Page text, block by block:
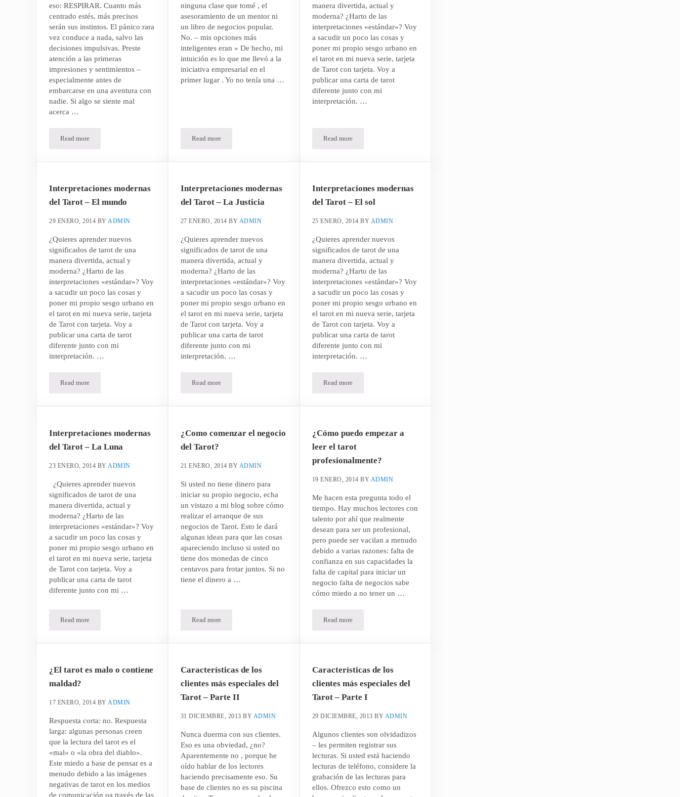
eso: RESPIRAR. Cuanto más
centrado estés, más precisos
serán sus instintos. El pánico rara
vez conduce a nada, salvo las
decisiones impulsivas. Preste
atención a las primeras
impresiones y sentimientos –
especialmente antes de
embarcarse en una aventura con
nadie. Si algo se siente mal
acerca …
Read moreUsando su intuición en su negocio – Parte II
ninguna clase que tomé , el
asesoramiento de un mentor ni
un libro de negocios popular.
No. – mis opciones más
inteligentes eran » De hecho, mi
intuición es lo que me llevó a la
iniciativa empresarial en el
primer lugar . Yo no tenía una …
Read moreUsando su intuición en su negocio – Parte I
manera divertida, actual y
moderna? ¿Harto de las
interpretaciones «estándar»? Voy
a sacudir un poco las cosas y
poner mi propio sesgo urbano en
el tarot en mi nueva serie, tarjeta
de Tarot con tarjeta. Voy a
publicar una carta de tarot
diferente junto con mi
interpretación. …
Read moreInterpretaciones modernas del Tarot – Az de copas
Interpretaciones modernas
del Tarot – El mundo
29 ENERO, 2014 BY ADMIN
¿Quieres aprender nuevos
significados de tarot de una
manera divertida, actual y
moderna? ¿Harto de las
interpretaciones «estándar»? Voy
a sacudir un poco las cosas y
poner mi propio sesgo urbano en
el tarot en mi nueva serie, tarjeta
de Tarot con tarjeta. Voy a
publicar una carta de tarot
diferente junto con mi
interpretación. …
Read moreInterpretaciones modernas del Tarot – El mundo
Interpretaciones modernas
del Tarot – La Justicia
27 ENERO, 2014 BY ADMIN
¿Quieres aprender nuevos
significados de tarot de una
manera divertida, actual y
moderna? ¿Harto de las
interpretaciones «estándar»? Voy
a sacudir un poco las cosas y
poner mi propio sesgo urbano en
el tarot en mi nueva serie, tarjeta
de Tarot con tarjeta. Voy a
publicar una carta de tarot
diferente junto con mi
interpretación. …
Read moreInterpretaciones modernas del Tarot – La Justicia
Interpretaciones modernas
del Tarot – El sol
25 ENERO, 2014 BY ADMIN
¿Quieres aprender nuevos
significados de tarot de una
manera divertida, actual y
moderna? ¿Harto de las
interpretaciones «estándar»? Voy
a sacudir un poco las cosas y
poner mi propio sesgo urbano en
el tarot en mi nueva serie, tarjeta
de Tarot con tarjeta. Voy a
publicar una carta de tarot
diferente junto con mi
interpretación. …
Read moreInterpretaciones modernas del Tarot – El sol
Interpretaciones modernas
del Tarot – La Luna
23 ENERO, 2014 BY ADMIN
¿Quieres aprender nuevos
significados de tarot de una
manera divertida, actual y
moderna? ¿Harto de las
interpretaciones «estándar»? Voy
a sacudir un poco las cosas y
poner mi propio sesgo urbano en
el tarot en mi nueva serie, tarjeta
de Tarot con tarjeta. Voy a
publicar una carta de tarot
diferente junto con mi …
Read moreInterpretaciones modernas del Tarot – La Luna
¿Como comenzar el negocio
del Tarot?
21 ENERO, 2014 BY ADMIN
Si usted no tiene dinero para
iniciar su propio negocio, echa
un vistazo a mi blog sobre cómo
realizar el arranque de sus
negocios de Tarot. Esto le dará
algunas ideas para que las cosas
apareciendo incluso si usted no
tiene dos monedas de cinco
centavos para frotar juntos. Si no
tiene el dinero a …
Read more¿Como comenzar el negocio del Tarot?
¿Cómo puedo empezar a
leer el tarot
profesionalmente?
19 ENERO, 2014 BY ADMIN
Me hacen esta pregunta todo el
tiempo. Hay muchos lectores con
talento por ahí que realmente
desean para ser un profesional,
pero puede ser vacilan a menudo
debido a varias razones: falta de
confianza en sus capacidades la
falta de capital para iniciar un
negocio falta de negocios sabe
cómo miedo a no tener un …
Read more¿Cómo puedo empezar a leer el tarot profesionalmente?
¿El tarot es malo o contiene
maldad?
17 ENERO, 2014 BY ADMIN
Respuesta corta: no. Respuesta
larga: algunas personas creen
que la lectura del tarot es el
«mal» o «la obra del diablo».
Este miedo a base de pensar es a
menudo debido a las imágenes
negativas de tarot en los medios
de comunicación oa través de las
Características de los
clientes más especiales del
Tarot – Parte II
31 DICIEMBRE, 2013 BY ADMIN
Nunca duerma con sus clientes.
Eso es una obviedad, ¿no?
Aparentemente no , porque he
oído hablar de los lectores
haciendo precisamente eso. Su
base de clientes no es su piscina
Características de los
clientes más especiales del
Tarot – Parte I
29 DICIEMBRE, 2013 BY ADMIN
Algunos clientes son olvidadizos
– les permiten registrar sus
lecturas. Si usted está haciendo
lecturas de teléfono, considere la
grabación de las lecturas para
ellos. Ofrezco esto como un